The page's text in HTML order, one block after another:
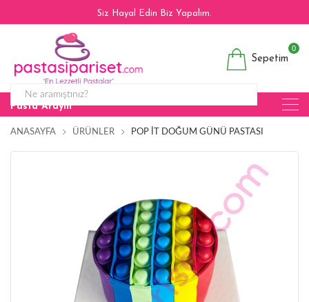
Siz Hayal Edin Biz Yapalım.
Sepetim
0
Pasta Arayın
ANASAYFA ÜRÜNLER POP İT DOĞUM GÜNÜ PASTASI